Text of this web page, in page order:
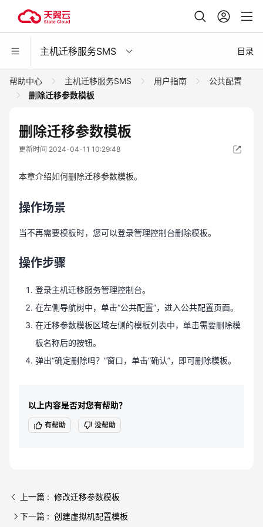
主机迁移服务SMS 目录
帮助中心 主机迁移服务SMS 用户指南
公共配置
删除迁移参数模板
删除迁移参数模板
更新时间 2024-04-11 10:29:48
本章介绍如何删除迁移参数模板。
操作场景
当不再需要模板时，您可以登录管理控制台删除模板。
操作步骤
登录主机迁移服务管理控制台。
在左侧导航树中，单击“公共配置”，进入公共配置页面。
在迁移参数模板区域左侧的模板列表中，单击需要删除模
板名称后的按钮。
弹出“确定删除吗？”窗口，单击“确认”，即可删除模板。
以上内容是否对您有帮助？
有帮助 没帮助
上一篇 : 修改迁移参数模板
下一篇 : 创建虚拟机配置模板